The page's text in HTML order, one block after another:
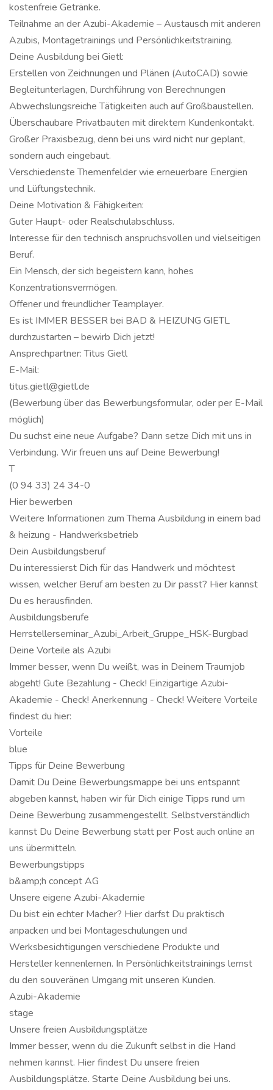
kostenfreie Getränke.
Teilnahme an der Azubi-Akademie – Austausch mit anderen
Azubis, Montagetrainings und Persönlichkeitstraining.
Deine Ausbildung bei Gietl:
Erstellen von Zeichnungen und Plänen (AutoCAD) sowie
Begleitunterlagen, Durchführung von Berechnungen
Abwechslungsreiche Tätigkeiten auch auf Großbaustellen.
Überschaubare Privatbauten mit direktem Kundenkontakt.
Großer Praxisbezug, denn bei uns wird nicht nur geplant,
sondern auch eingebaut.
Verschiedenste Themenfelder wie erneuerbare Energien
und Lüftungstechnik.
Deine Motivation & Fähigkeiten:
Guter Haupt- oder Realschulabschluss.
Interesse für den technisch anspruchsvollen und vielseitigen
Beruf.
Ein Mensch, der sich begeistern kann, hohes
Konzentrationsvermögen.
Offener und freundlicher Teamplayer.
Es ist IMMER BESSER bei BAD & HEIZUNG GIETL
durchzustarten – bewirb Dich jetzt!
Ansprechpartner: Titus Gietl
E-Mail:
titus.gietl@gietl.de
(Bewerbung über das Bewerbungsformular, oder per E-Mail
möglich)
Du suchst eine neue Aufgabe? Dann setze Dich mit uns in
Verbindung. Wir freuen uns auf Deine Bewerbung!
T
(0 94 33) 24 34-0
Hier bewerben
Weitere Informationen zum Thema Ausbildung in einem bad
& heizung - Handwerksbetrieb
Dein Ausbildungsberuf
Du interessierst Dich für das Handwerk und möchtest
wissen, welcher Beruf am besten zu Dir passt? Hier kannst
Du es herausfinden.
Ausbildungsberufe
Herrstellerseminar_Azubi_Arbeit_Gruppe_HSK-Burgbad
Deine Vorteile als Azubi
Immer besser, wenn Du weißt, was in Deinem Traumjob
abgeht! Gute Bezahlung - Check! Einzigartige Azubi-
Akademie - Check! Anerkennung - Check! Weitere Vorteile
findest du hier:
Vorteile
blue
Tipps für Deine Bewerbung
Damit Du Deine Bewerbungsmappe bei uns entspannt
abgeben kannst, haben wir für Dich einige Tipps rund um
Deine Bewerbung zusammengestellt. Selbstverständlich
kannst Du Deine Bewerbung statt per Post auch online an
uns übermitteln.
Bewerbungstipps
b&amp;h concept AG
Unsere eigene Azubi-Akademie
Du bist ein echter Macher? Hier darfst Du praktisch
anpacken und bei Montageschulungen und
Werksbesichtigungen verschiedene Produkte und
Hersteller kennenlernen. In Persönlichkeitstrainings lernst
du den souveränen Umgang mit unseren Kunden.
Azubi-Akademie
stage
Unsere freien Ausbildungsplätze
Immer besser, wenn du die Zukunft selbst in die Hand
nehmen kannst. Hier findest Du unsere freien
Ausbildungsplätze. Starte Deine Ausbildung bei uns.